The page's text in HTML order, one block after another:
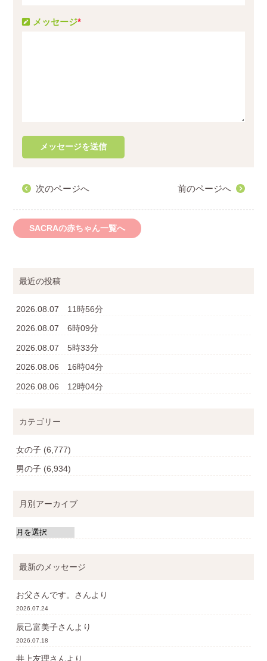
メッセージ*
次のページへ 前のページへ
SACRAの赤ちゃん一覧へ
最近の投稿
2026.08.07 11時56分
2026.08.07 6時09分
2026.08.07 5時33分
2026.08.06 16時04分
2026.08.06 12時04分
カテゴリー
女の子 (6,777)
男の子 (6,934)
月別アーカイブ
最新のメッセージ
お父さんです。 さんより
2026.07.24
辰己富美子さんより
2026.07.18
井上友理さんより